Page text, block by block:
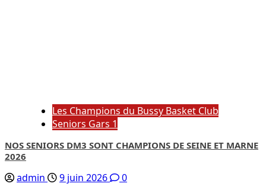
Les Champions du Bussy Basket Club
Seniors Gars 1
NOS SENIORS DM3 SONT CHAMPIONS DE SEINE ET MARNE
2026
admin 9 juin 2026
0